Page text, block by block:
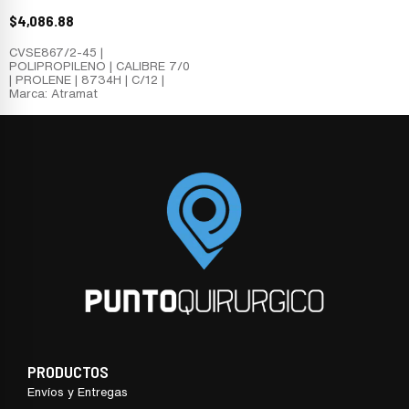
$4,086.88
CVSE867/2-45 |
POLIPROPILENO | CALIBRE 7/0
| PROLENE | 8734H | C/12 |
Marca: Atramat
PRODUCTOS
Envíos y Entregas